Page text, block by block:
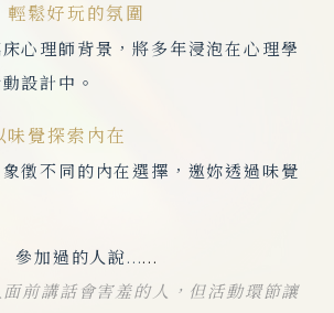
鬆好玩的氛圍
心理師背景，將多年浸泡在心理學
設計中。
味覺探索內在
徵不同的內在選擇，邀妳透過味覺
參加過的人說......
面前講話會害羞的人，但活動環節讓